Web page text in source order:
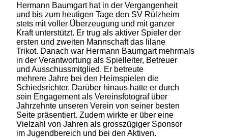
Hermann Baumgart hat in der Vergangenheit
und bis zum heutigen Tage den SV Rülzheim
stets mit voller Überzeugung und mit ganzer
Kraft unterstützt. Er trug als aktiver Spieler der
ersten und zweiten Mannschaft das lilane
Trikot. Danach war Hermann Baumgart mehrmals
in der Verantwortung als Spielleiter, Betreuer
und Ausschussmitglied. Er betreute
mehrere Jahre bei den Heimspielen die
Schiedsrichter. Darüber hinaus hatte er durch
sein Engagement als Vereinsfotograf über
Jahrzehnte unseren Verein von seiner besten
Seite präsentiert. Zudem wirkte er über eine
Vielzahl von Jahren als grosszügiger Sponsor
im Jugendbereich und bei den Aktiven.